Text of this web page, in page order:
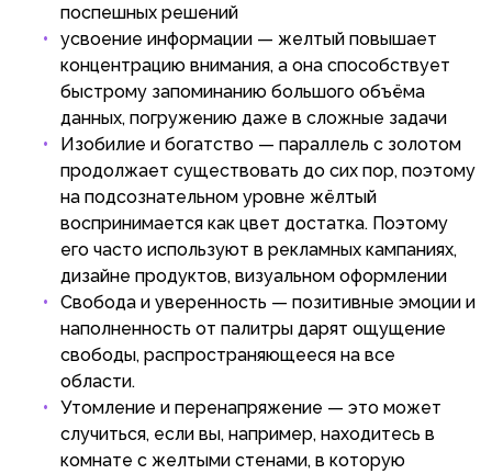
поспешных решений
усвоение информации — желтый повышает
концентрацию внимания, а она способствует
быстрому запоминанию большого объёма
данных, погружению даже в сложные задачи
Изобилие и богатство — параллель с золотом
продолжает существовать до сих пор, поэтому
на подсознательном уровне жёлтый
воспринимается как цвет достатка. Поэтому
его часто используют в рекламных кампаниях,
дизайне продуктов, визуальном оформлении
Свобода и уверенность — позитивные эмоции и
наполненность от палитры дарят ощущение
свободы, распространяющееся на все
области.
Утомление и перенапряжение — это может
случиться, если вы, например, находитесь в
комнате с желтыми стенами, в которую